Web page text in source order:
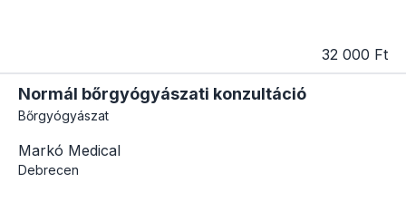
32 000 Ft
Normál bőrgyógyászati konzultáció
Bőrgyógyászat
Markó Medical
Debrecen